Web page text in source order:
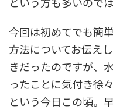
今回は初めてでも簡
方法についてお伝え
きだったのですが、
ったことに気付き徐
という今日この頃。